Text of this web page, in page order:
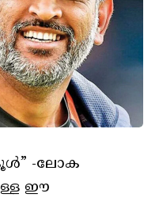
കൂൾ” -ലോക
ഈ